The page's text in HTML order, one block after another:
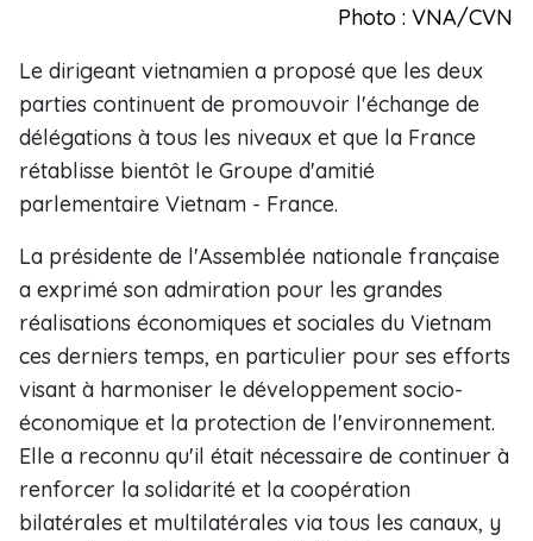
Photo : VNA/CVN
Le dirigeant vietnamien a proposé que les deux
parties continuent de promouvoir l'échange de
délégations à tous les niveaux et que la France
rétablisse bientôt le Groupe d'amitié
parlementaire Vietnam - France.
La présidente de l'Assemblée nationale française
a exprimé son admiration pour les grandes
réalisations économiques et sociales du Vietnam
ces derniers temps, en particulier pour ses efforts
visant à harmoniser le développement socio-
économique et la protection de l'environnement.
Elle a reconnu qu'il était nécessaire de continuer à
renforcer la solidarité et la coopération
bilatérales et multilatérales via tous les canaux, y